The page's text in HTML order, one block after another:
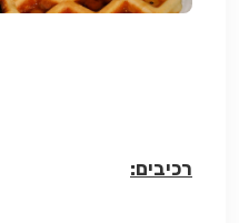
רכיבים: